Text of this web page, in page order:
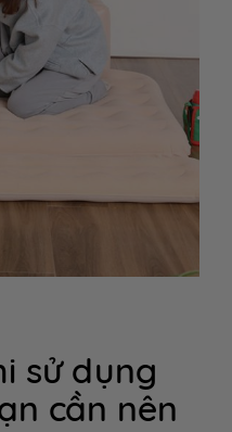
sử dụng
cần nên